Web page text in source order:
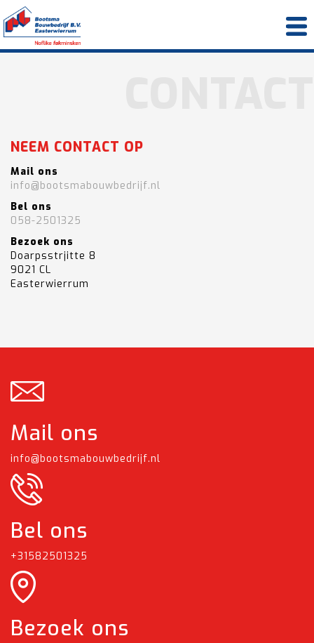
NEEM CONTACT OP
Mail ons
info@bootsmabouwbedrijf.nl
Bel ons
058-2501325
Bezoek ons
Doarpsstrjitte 8
9021 CL
Easterwierrum
Mail ons
info@bootsmabouwbedrijf.nl
Bel ons
+31582501325
Bezoek ons